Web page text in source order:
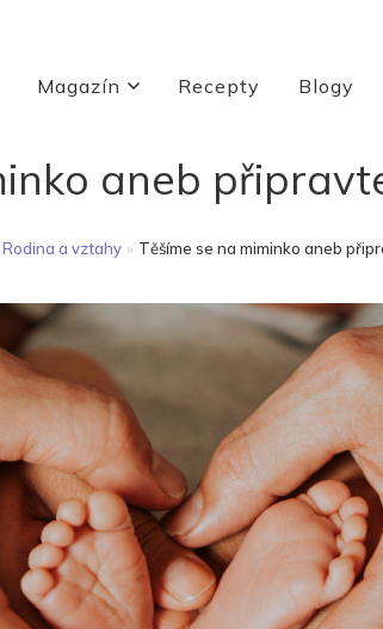
Magazín Recepty Blogy
aneb
Rodina a vztahy » Těšíme se na miminko aneb